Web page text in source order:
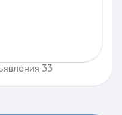
33